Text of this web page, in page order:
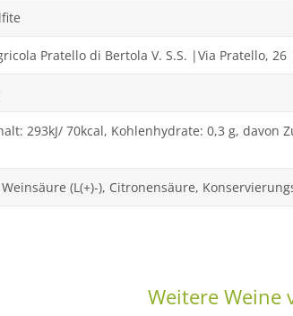
Pratello di Bertola V. S.S. |Via Pratello,
293kJ/ 70kcal, Kohlenhydrate: 0,3 g,
(L(+)-), Citronensäure,
Weitere Weine